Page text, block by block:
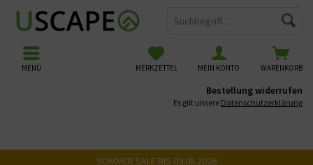
WARENKORB
MERKZETTEL MEIN KONTO
MENÜ
Bestellung widerrufen
Es gilt unsere Datenschutzerklärung
SOMMER SALE BIS 09.08.2026